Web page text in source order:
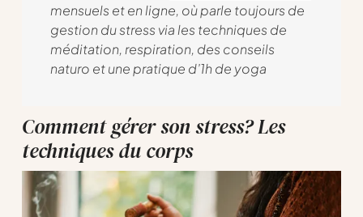
mensuels et en ligne, où parle toujours de
gestion du stress via les techniques de
méditation, respiration, des conseils
naturo et une pratique d’1h de yoga
Comment gérer son stress? Les
techniques du corps